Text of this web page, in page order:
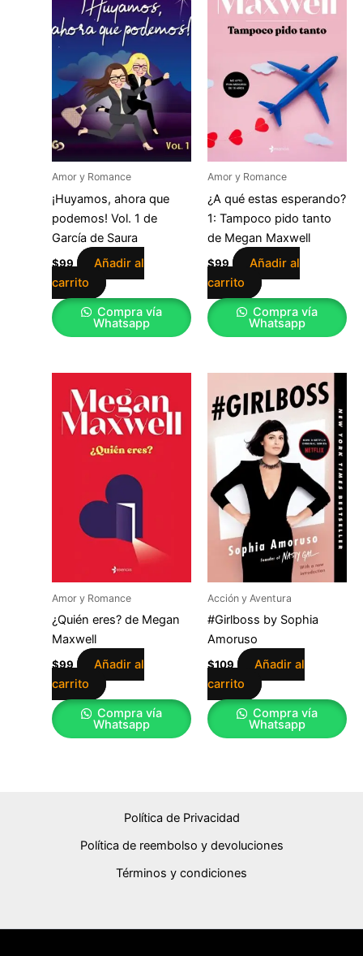
Amor y Romance
¡Huyamos, ahora que
podemos! Vol. 1 de
García de Saura
$99
Añadir al
carrito
Compra vía
Whatsapp
Amor y Romance
¿A qué estas esperando?
1: Tampoco pido tanto
de Megan Maxwell
$99
Añadir al
carrito
Compra vía
Whatsapp
Amor y Romance
¿Quién eres? de Megan
Maxwell
$99
Añadir al
carrito
Compra vía
Whatsapp
Acción y Aventura
#Girlboss by Sophia
Amoruso
$109
Añadir al
carrito
Compra vía
Whatsapp
Política de Privacidad
Política de reembolso y devoluciones
Términos y condiciones